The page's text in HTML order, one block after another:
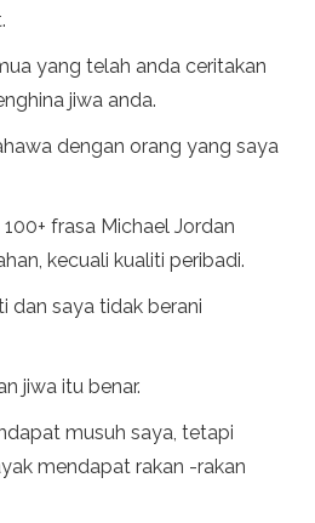
yang telah anda ceritakan
jiwa anda.
dengan orang yang saya
frasa Michael Jordan
kecuali kualiti peribadi.
dan saya tidak berani
jiwa itu benar.
musuh saya, tetapi
mendapat rakan -rakan